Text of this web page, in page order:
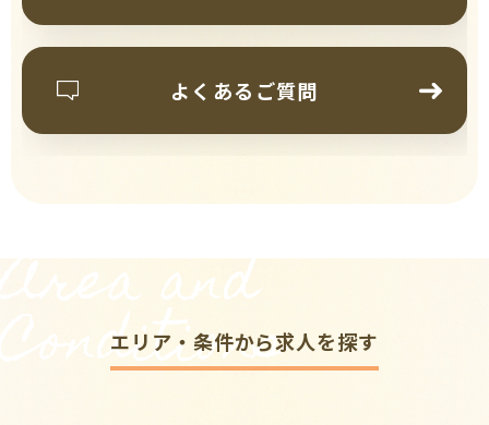
よくあるご質問
Area and
Conditions
エリア・条件から求人を探す